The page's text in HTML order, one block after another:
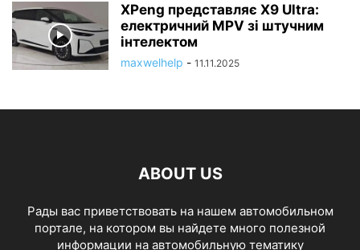
XPeng представляє X9 Ultra:
електричний MPV зі штучним
інтелектом
maxwelhelp - 11.11.2025
ABOUT US
Рады вас приветствовать на нашем автомобильном
портале, на котором вы найдете много полезной
информации на автомобильную тематику